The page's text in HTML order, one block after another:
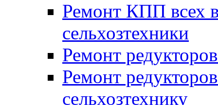
Ремонт КПП всех
сельхозтехники
Ремонт
Ремонт
сельхозтехнику